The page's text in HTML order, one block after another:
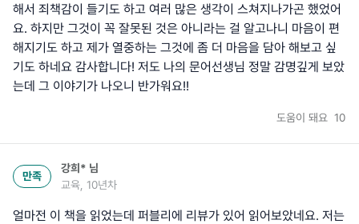
해서 죄책감이 들기도 하고 여러 많은 생각이 스쳐지나가곤 했었어
요. 하지만 그것이 꼭 잘못된 것은 아니라는 걸 알고나니 마음이 편
해지기도 하고 제가 열중하는 그것에 좀 더 마음을 담아 해보고 싶
기도 하네요 감사합니다! 저도 나의 문어선생님 정말 감명깊게 보았
는데 그 이야기가 나오니 반가워요!!
도움이 돼요 10
만족
강희* 님
교육, 10년차
얼마전 이 책을 읽었는데 퍼블리에 리뷰가 있어 읽어보았네요. 저는